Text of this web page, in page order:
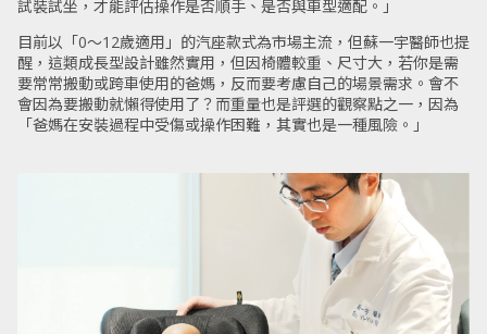
試裝試坐，才能評估操作是否順手、是否與車型適配。」
目前以「0～12歲適用」的汽座款式為市場主流，但蘇一宇醫師也提
醒，這類成長型設計雖然實用，但因椅體較重、尺寸大，若你是需
要常常搬動或跨車使用的爸媽，反而要考慮自己的場景需求。會不
會因為要搬動就懶得使用了？而重量也是評選的觀察點之一，因為
「爸媽在安裝過程中受傷或操作困難，其實也是一種風險。」